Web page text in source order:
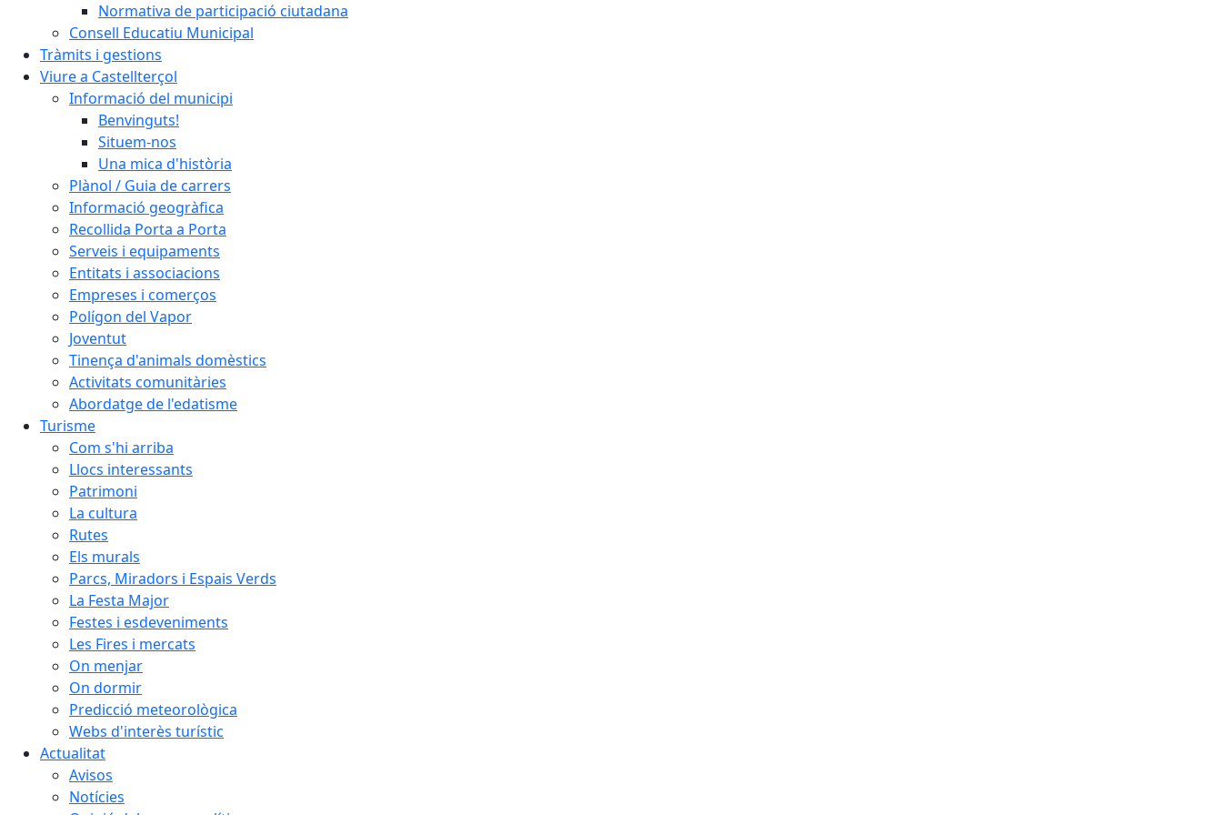
Normativa de participació ciutadana
Consell Educatiu Municipal
Tràmits i gestions
Viure a Castellterçol
Informació del municipi
Benvinguts!
Situem-nos
Una mica d'història
Plànol / Guia de carrers
Informació geogràfica
Recollida Porta a Porta
Serveis i equipaments
Entitats i associacions
Empreses i comerços
Polígon del Vapor
Joventut
Tinença d'animals domèstics
Activitats comunitàries
Abordatge de l'edatisme
Turisme
Com s'hi arriba
Llocs interessants
Patrimoni
La cultura
Rutes
Els murals
Parcs, Miradors i Espais Verds
La Festa Major
Festes i esdeveniments
Les Fires i mercats
On menjar
On dormir
Predicció meteorològica
Webs d'interès turístic
Actualitat
Avisos
Notícies